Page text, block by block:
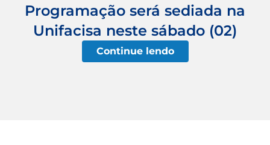
Programação será sediada na
Unifacisa neste sábado (02)
Continue lendo